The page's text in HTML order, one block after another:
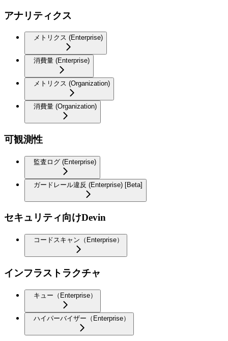
アナリティクス
メトリクス (Enterprise)
消費量 (Enterprise)
メトリクス (Organization)
消費量 (Organization)
可観測性
監査ログ (Enterprise)
ガードレール違反 (Enterprise) [Beta]
セキュリティ向けDevin
コードスキャン（Enterprise）
インフラストラクチャ
キュー（Enterprise）
ハイパーバイザー（Enterprise）